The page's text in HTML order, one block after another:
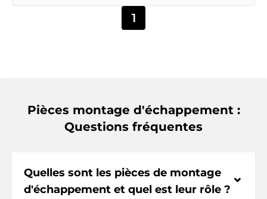
1
Pièces montage d'échappement :
Questions fréquentes
Quelles sont les pièces de montage
d'échappement et quel est leur rôle ?
⌃